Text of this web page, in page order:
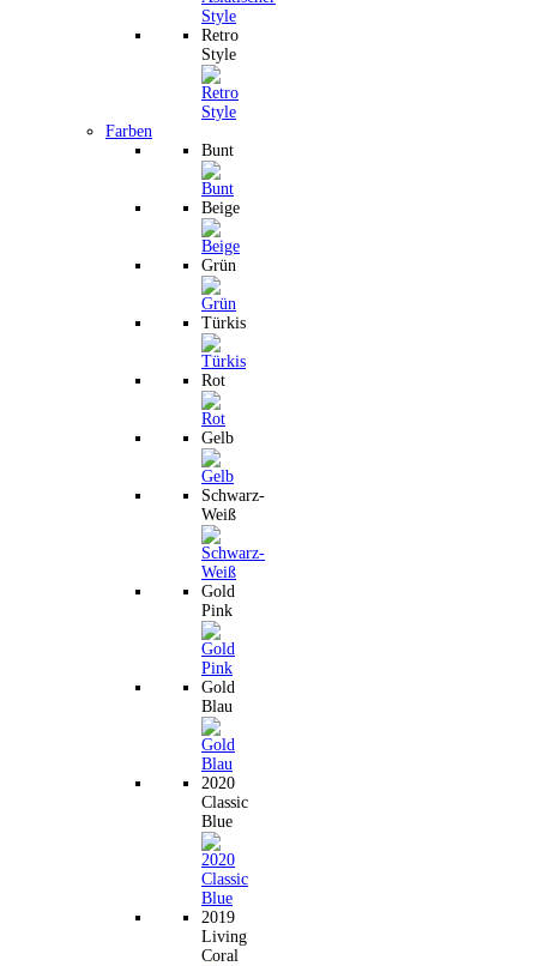
Retro
Style
Farben
Bunt
Beige
Grün
Türkis
Rot
Gelb
Schwarz-
Weiß
Gold
Pink
Gold
Blau
2020
Classic
Blue
2019
Living
Coral